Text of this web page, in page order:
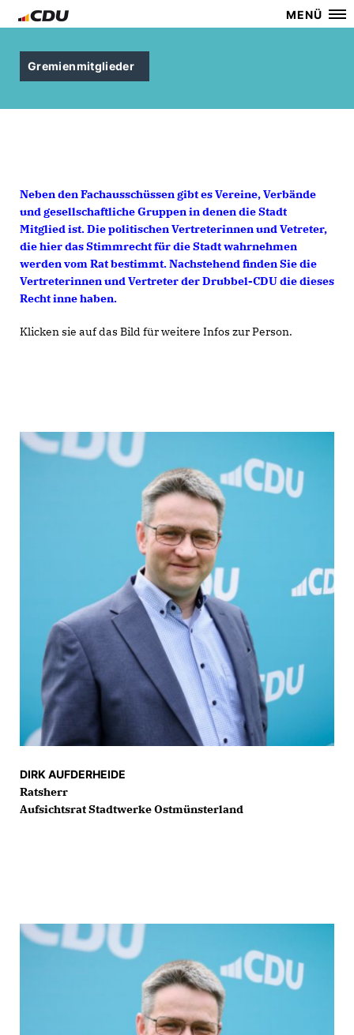
MENÜ
Gremienmitglieder
Neben den Fachausschüssen gibt es Vereine, Verbände
und gesellschaftliche Gruppen in denen die Stadt
Mitglied ist. Die politischen Vertreterinnen und Vetreter,
die hier das Stimmrecht für die Stadt wahrnehmen
werden vom Rat bestimmt. Nachstehend finden Sie die
Vertreterinnen und Vertreter der Drubbel-CDU die dieses
Recht inne haben.
Klicken sie auf das Bild für weitere Infos zur Person.
DIRK AUFDERHEIDE
Ratsherr
Aufsichtsrat Stadtwerke Ostmünsterland